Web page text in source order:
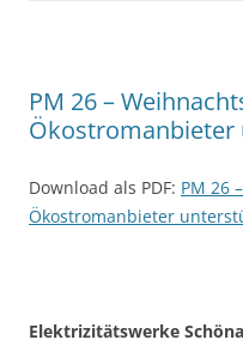
PM 26 –
Ökostromanbieter
Download als PDF: PM 26
Ökostromanbieter
Elektrizitätswerke